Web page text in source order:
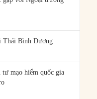
Thái Bình Dương
tư mạo hiểm quốc gia